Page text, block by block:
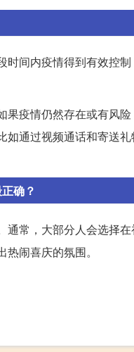
间内疫情得到有效控
疫情仍然存在或有风
如通过视频通话和寄送
确？
常，大部分人会选择
闹喜庆的氛围。